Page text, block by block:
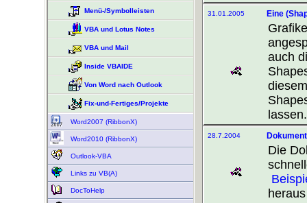
Menü-/Symbolleisten
VBA und Lotus Notes
VBA und Mail
Inside VBAIDE
Von Word nach Outlook
Fix-und-Fertiges/Projekte
Word2007 (RibbonX)
Word2010 (RibbonX)
Outlook-VBA
Links zu VB(A)
DocToHelp
31.01.2005 Eine
auch
lassen.
28.7.2004
Die